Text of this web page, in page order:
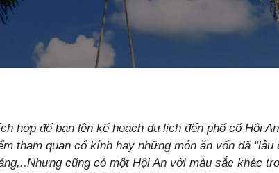
hợp để bạn lên kế hoạch du lịch đến phố cổ Hội
tham quan cổ kính hay những món ăn vốn đã “lâu
cũng có một Hội An với màu sắc khác